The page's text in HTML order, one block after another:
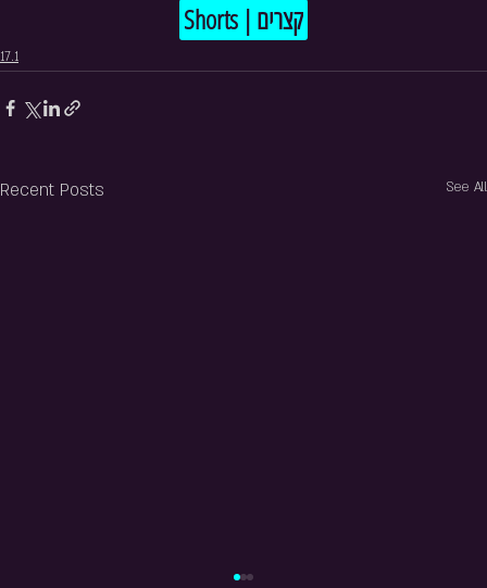
Shorts | קצרים
17.1
Recent Posts See All